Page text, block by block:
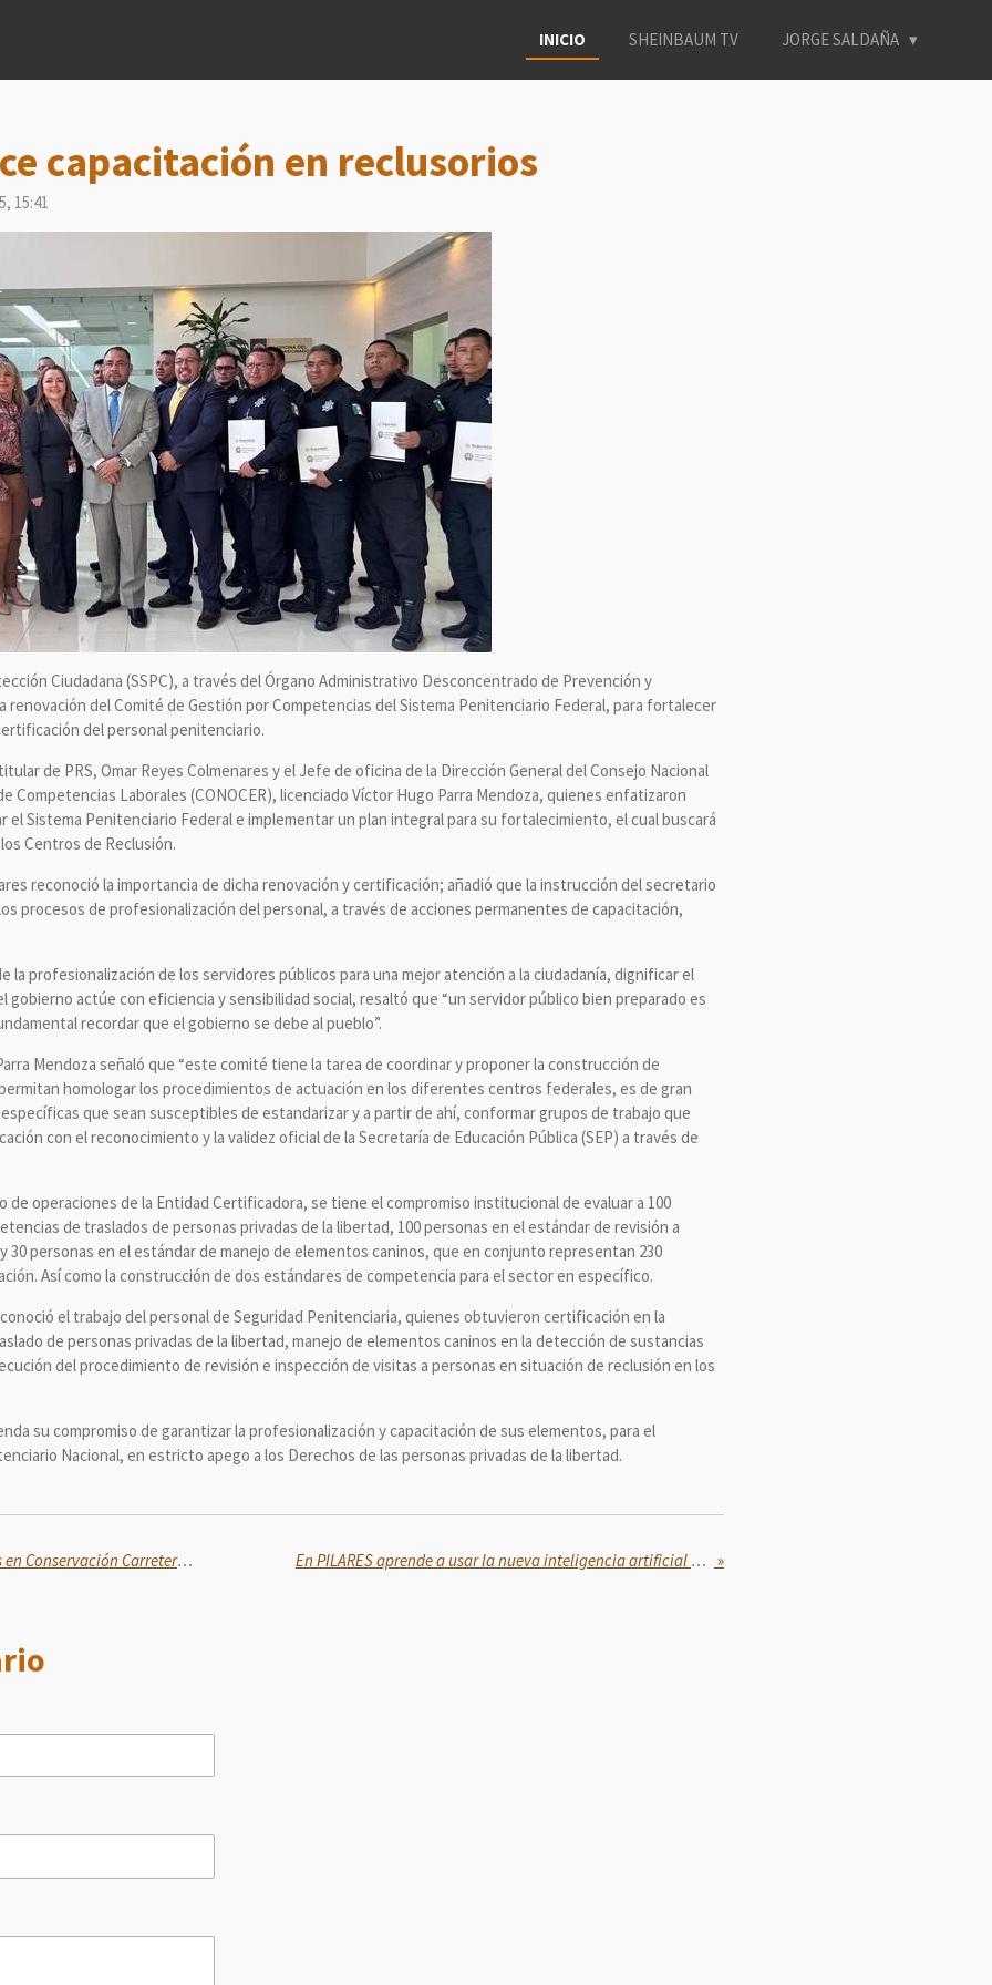
INICIO SHEINBAUM TV JORGE SALDAÑA
capacitación en reclusorios
15:41
Ciudadana (SSPC), a través del Órgano Administrativo Desconcentrado de Prevención y
renovación del Comité de Gestión por Competencias del Sistema Penitenciario Federal, para fortalecer
del personal penitenciario.
de PRS, Omar Reyes Colmenares y el Jefe de oficina de la Dirección General del Consejo Nacional
Competencias Laborales (CONOCER), licenciado Víctor Hugo Parra Mendoza, quienes enfatizaron
el Sistema Penitenciario Federal e implementar un plan integral para su fortalecimiento, el cual buscará
Centros de Reclusión.
reconoció la importancia de dicha renovación y certificación; añadió que la instrucción del secretario
procesos de profesionalización del personal, a través de acciones permanentes de capacitación,
la profesionalización de los servidores públicos para una mejor atención a la ciudadanía, dignificar el
gobierno actúe con eficiencia y sensibilidad social, resaltó que “un servidor público bien preparado es
recordar que el gobierno se debe al pueblo”.
Mendoza señaló que “este comité tiene la tarea de coordinar y proponer la construcción de
homologar los procedimientos de actuación en los diferentes centros federales, es de gran
que sean susceptibles de estandarizar y a partir de ahí, conformar grupos de trabajo que
con el reconocimiento y la validez oficial de la Secretaría de Educación Pública (SEP) a través de
de operaciones de la Entidad Certificadora, se tiene el compromiso institucional de evaluar a 100
de traslados de personas privadas de la libertad, 100 personas en el estándar de revisión a
personas en el estándar de manejo de elementos caninos, que en conjunto representan 230
Así como la construcción de dos estándares de competencia para el sector en específico.
el trabajo del personal de Seguridad Penitenciaria, quienes obtuvieron certificación en la
de personas privadas de la libertad, manejo de elementos caninos en la detección de sustancias
del procedimiento de revisión e inspección de visitas a personas en situación de reclusión en los
su compromiso de garantizar la profesionalización y capacitación de sus elementos, para el
Nacional, en estricto apego a los Derechos de las personas privadas de la libertad.
Realizará SICT más de 574 obras en Conservación Carretera con un monto total de 10 mil mdp En PILARES aprende a usar la nueva inteligencia artificial Deepseek de forma gratuita »